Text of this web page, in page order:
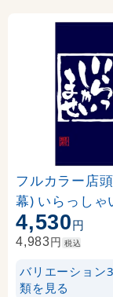
フルカラー店
幕) いらっしゃ
紺地) 素材:ポン
86)
4,530円
4,983円 税込
バリエーション
類を見る